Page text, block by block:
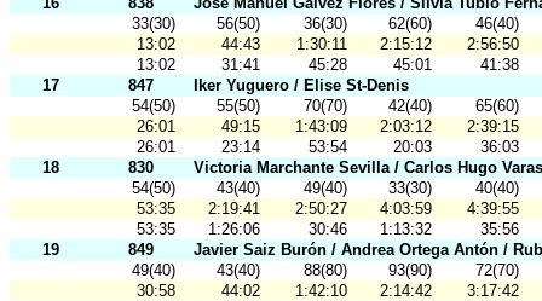
33(30)
56(50) 36(30) 62(60)
46(40)
13:02
44:43 1:30:11 2:15:12
2:56:50
13:02
31:41 45:28 45:01
41:38
17
847
Iker Yuguero / Elise St-Denis
54(50)
55(50) 70(70) 42(40)
65(60)
26:01
49:15 1:43:09 2:03:12
2:39:15
26:01
23:14 53:54 20:03
36:03
18
830
Victoria Marchante Sevilla / Carlos Hugo
54(50)
43(40) 49(40) 33(30)
40(40)
53:35
2:19:41 2:50:27 4:03:59
4:39:55
53:35
1:26:06 30:46 1:13:32
35:56
19
849
Javier Saiz Burón / Andrea Ortega Antón /
49(40)
43(40) 88(80) 93(90)
72(70)
30:58
44:02 1:42:10 2:14:42
3:17:42